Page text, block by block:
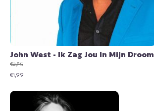
John West - Ik Zag Jou In Mijn Droom
€2,95
Oorspronkelijke
€1,99